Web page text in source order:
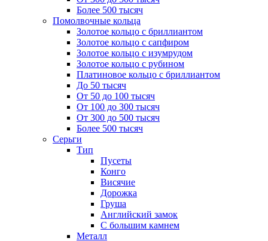
Более 500 тысяч
Помолвочные кольца
Золотое кольцо с бриллиантом
Золотое кольцо с сапфиром
Золотое кольцо с изумрудом
Золотое кольцо с рубином
Платиновое кольцо с бриллиантом
До 50 тысяч
От 50 до 100 тысяч
От 100 до 300 тысяч
От 300 до 500 тысяч
Более 500 тысяч
Серьги
Тип
Пусеты
Конго
Висячие
Дорожка
Груша
Английский замок
С большим камнем
Металл